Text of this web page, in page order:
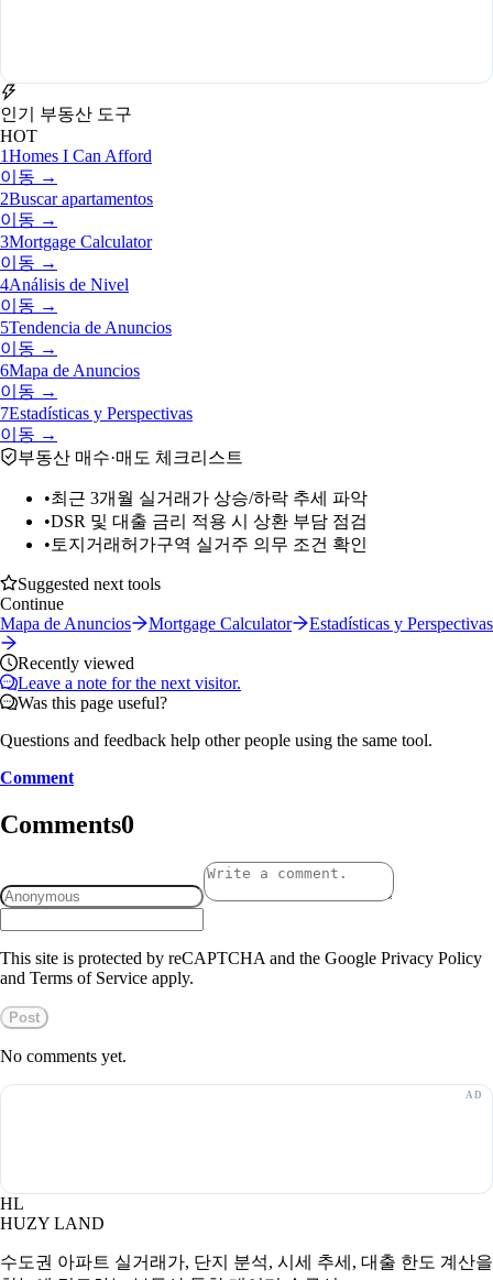
인기 부동산 도구
HOT
1Homes I Can Afford
이동 →
2Buscar apartamentos
이동 →
3Mortgage Calculator
이동 →
4Análisis de Nivel
이동 →
5Tendencia de Anuncios
이동 →
6Mapa de Anuncios
이동 →
7Estadísticas y Perspectivas
이동 →
부동산 매수·매도 체크리스트
•최근 3개월 실거래가 상승/하락 추세 파악
•DSR 및 대출 금리 적용 시 상환 부담 점검
• 토지거래허가구역 실거주 의무 조건 확인
Suggested next tools
Continue
Mapa de Anuncios
Mortgage Calculator Estadísticas y Perspectivas
Recently viewed
Leave a note for the next visitor.
Was this page useful?
Questions and feedback help other people using the same tool.
Comment
Comments0
This site is protected by reCAPTCHA and the Google Privacy Policy
and Terms of Service apply.
Post
No comments yet.
HL
HUZY LAND
수도권 아파트 실거래가, 단지 분석, 시세 추세, 대출 한도 계산을